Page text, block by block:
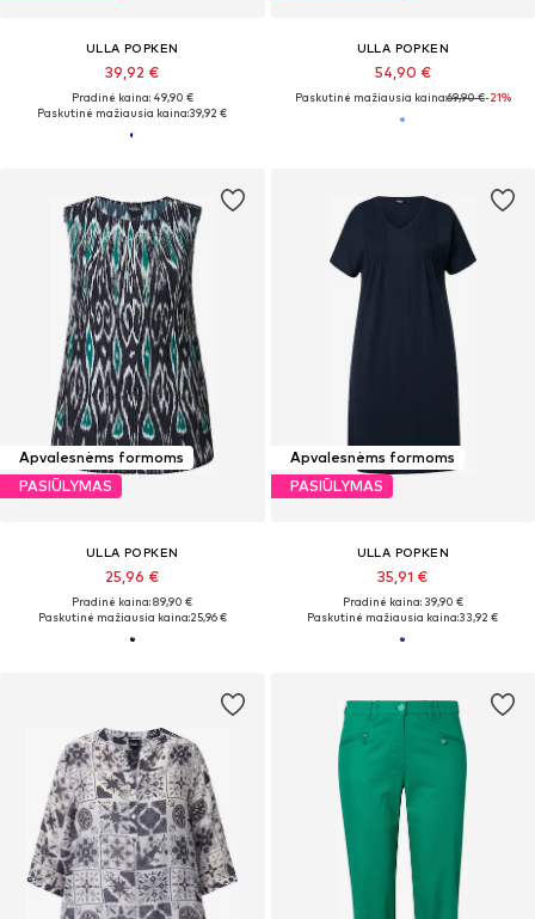
ULLA POPKEN
39,92 €
Pradinė kaina: 49,90 €
Paskutinė mažiausia kaina:39,92 €
ULLA POPKEN
54,90 €
Paskutinė mažiausia kaina:69,90 €-21%
Apvalesnėms formoms
PASIŪLYMAS
ULLA POPKEN
25,96 €
Pradinė kaina: 89,90 €
Paskutinė mažiausia kaina:25,96 €
Apvalesnėms formoms
PASIŪLYMAS
ULLA POPKEN
35,91 €
Pradinė kaina: 39,90 €
Paskutinė mažiausia kaina:33,92 €